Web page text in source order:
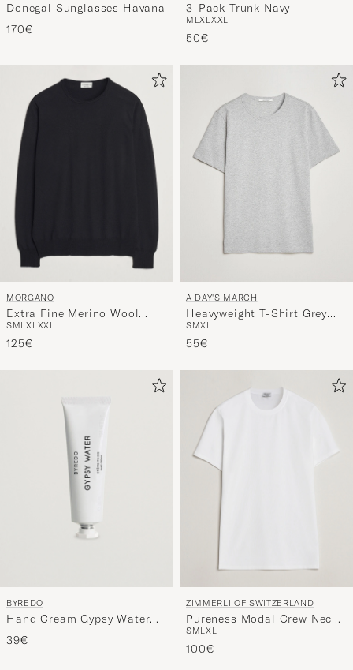
Donegal Sunglasses Havana
170€
3-Pack Trunk Navy
M LXLXXL
50€
MORGANO
Extra Fine Merino Wool
Crewneck Black
SMLXLXXL
125€
A DAY'S MARCH
Heavyweight T-Shirt Grey
Melange
SMXL
55€
BYREDO
Hand Cream Gypsy Water
30ml
39€
ZIMMERLI OF SWITZERLAND
Pureness Modal Crew Neck
T-Shirt White
SMLXL
100€